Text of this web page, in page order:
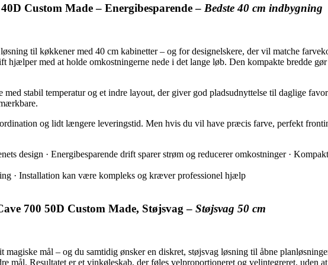
Custom Made – Energibesparende – Bedste 40 cm indbygning
til køkkener med 40 cm kabinetter – og for designelskere, der vil matche
hjælper med at holde omkostningerne nede i det lange løb. Den kompakte bredde
stabil temperatur og et indre layout, der giver god pladsudnyttelse til daglige
og lidt længere leveringstid. Men hvis du vil have præcis farve, perfekt
design · Energibesparende drift sparer strøm og reducerer omkostninger ·
· Installation kan være kompleks og kræver professionel hjælp
700 50D Custom Made, Støjsvag – Støjsvag 50 cm
mål – og du samtidig ønsker en diskret, støjsvag løsning til åbne
mål. Resultatet er et vinkøleskab, der føles velproportioneret og velintegreret, uden